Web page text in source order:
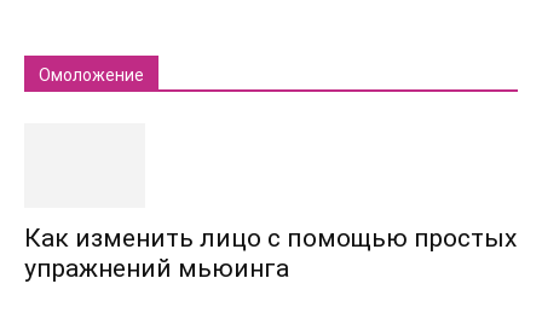
Омоложение
Как изменить лицо с помощью простых
упражнений мьюинга